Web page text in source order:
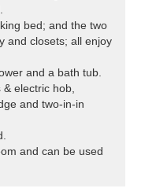
bed; and the two
and closets; all enjoy
and a bath tub.
electric hob,
and two-in-in
and can be used